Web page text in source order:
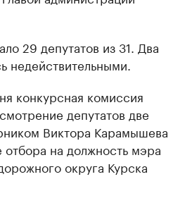
29 депутатов из 31. Два
недействительными.
конкурсная комиссия
депутатов две
Виктора Карамышева
на должность мэра
округа Курска